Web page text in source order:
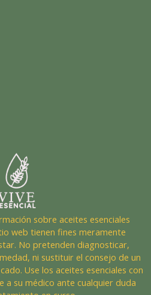
sobre aceites esenciales
web tienen fines meramente
No pretenden diagnosticar,
ni sustituir el consejo de un
Use los aceites esenciales con
a su médico ante cualquier duda